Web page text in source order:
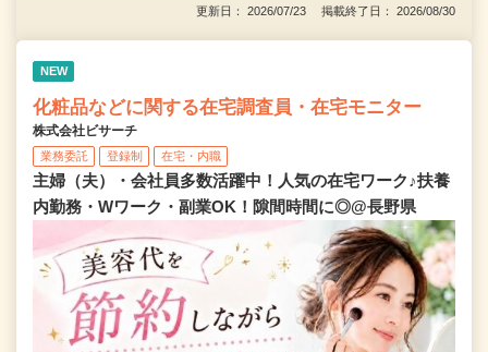
更新日： 2026/07/23 掲載終了日： 2026/08/30
NEW
化粧品などに関する在宅調査員・在宅モニター
株式会社ビサーチ
業務委託 登録制 在宅・内職
主婦（夫）・会社員多数活躍中！人気の在宅ワーク♪扶養
内勤務・Wワーク・副業OK！隙間時間に◎@長野県